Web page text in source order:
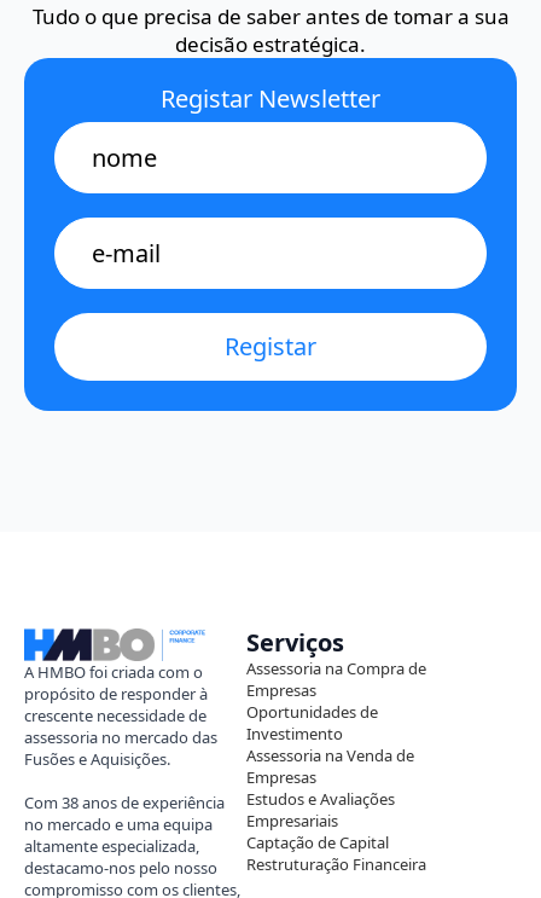
Tudo o que precisa de saber antes de tomar a sua
decisão estratégica.
Registar Newsletter
Name
E-
mail
*
Registar
A HMBO foi criada com o
propósito de responder à
crescente necessidade de
assessoria no mercado das
Fusões e Aquisições.
Com 38 anos de experiência
no mercado e uma equipa
altamente especializada,
destacamo-nos pelo nosso
compromisso com os clientes,
Serviços
Assessoria na Compra de
Empresas
Oportunidades de
Investimento
Assessoria na Venda de
Empresas
Estudos e Avaliações
Empresariais
Captação de Capital
Restruturação Financeira